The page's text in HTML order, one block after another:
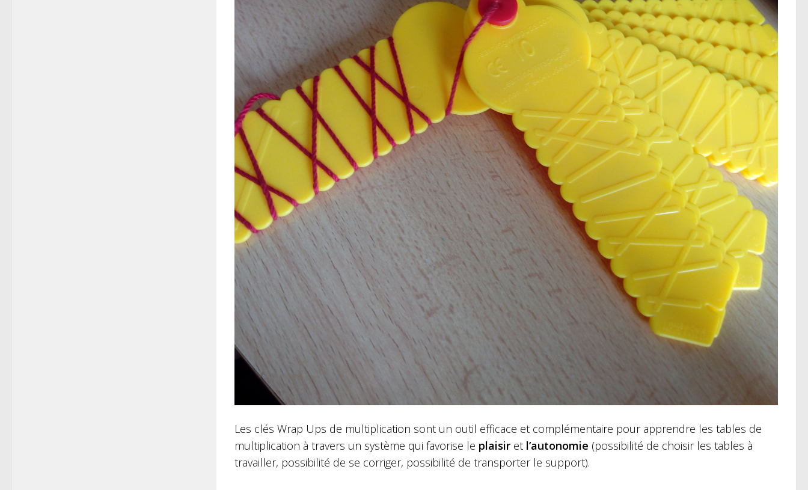
Les clés Wrap Ups de multiplication sont un outil efficace et complémentaire pour apprendre les tables de
multiplication à travers un système qui favorise le plaisir et l’autonomie (possibilité de choisir les tables à
travailler, possibilité de se corriger, possibilité de transporter le support).